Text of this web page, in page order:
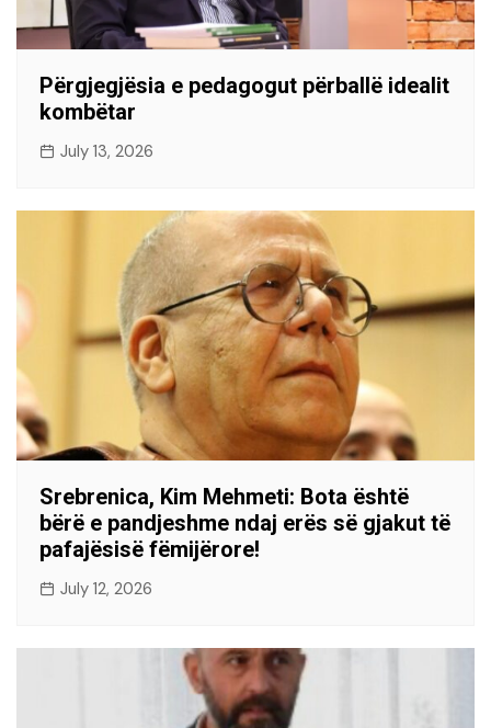
Përgjegjësia e pedagogut përballë idealit
kombëtar
July 13, 2026
Srebrenica, Kim Mehmeti: Bota është
bërë e pandjeshme ndaj erës së gjakut të
pafajësisë fëmijërore!
July 12, 2026